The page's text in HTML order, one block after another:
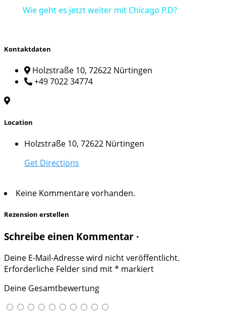
Wie geht es jetzt weiter mit Chicago P.D?
Kontaktdaten
Holzstraße 10, 72622 Nürtingen
+49 7022 34774
Location
Holzstraße 10, 72622 Nürtingen
Get Directions
Keine Kommentare vorhanden.
Rezension erstellen
Schreibe einen Kommentar ·
Deine E-Mail-Adresse wird nicht veröffentlicht.
Erforderliche Felder sind mit* markiert
Deine Gesamtbewertung